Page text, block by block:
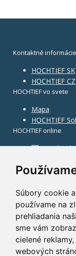
Súbory cookie
používame na
prehliadania
sme vám
cielené
webových
Kontaktné informácie
HOCHTIEF SK
HOCHTIEF CZ
HOCHTIEF vo svete
Mapa
HOCHTIEF
HOCHTIEF online
Facebook